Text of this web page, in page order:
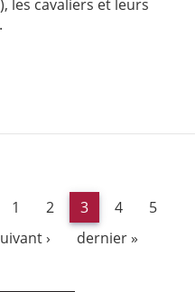
les cavaliers et leurs
1 2 3 4
5
› dernier »